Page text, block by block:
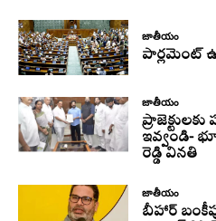
జాతీయం
పార్లమెంట్
జాతీయం
ఇవ్వండి-
రెడ్డి వినతి
జాతీయం
బీహార్